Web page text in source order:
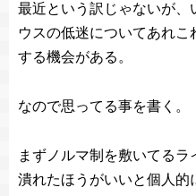
最近という訳じゃないが、
ウスの低迷についてあれ
する機会がある。
なので思ってる事を書く。
まずノルマ制を敷いてる
潰れたほうがいいと個人的